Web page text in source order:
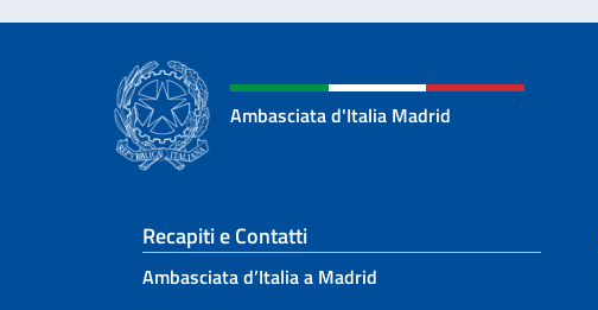
Ambasciata d'Italia Madrid
Sezione footer
Recapiti e Contatti
Ambasciata d’Italia a Madrid